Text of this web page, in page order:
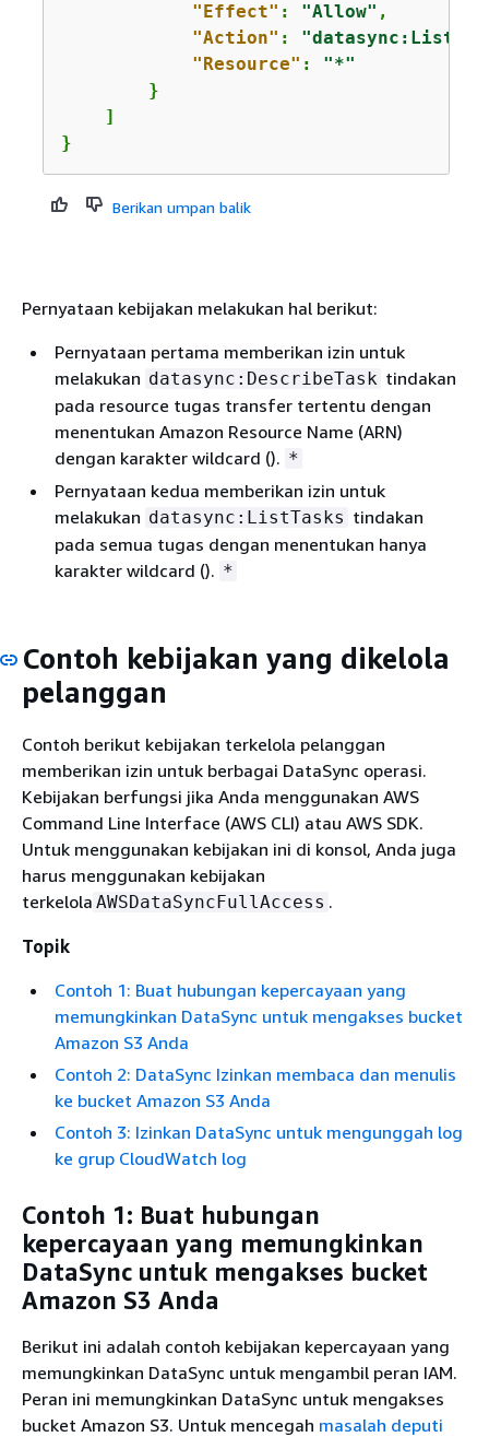
"Effect" : "Allow" ,
"Action" :
"Resource" : "*"
        }
    ]
}
Berikan umpan balik
Pernyataan kebijakan melakukan hal berikut:
Pernyataan pertama memberikan izin untuk
melakukan datasync:DescribeTask tindakan
pada resource tugas transfer tertentu dengan
menentukan Amazon Resource Name (ARN)
dengan karakter wildcard (). *
Pernyataan kedua memberikan izin untuk
melakukan datasync:ListTasks tindakan
pada semua tugas dengan menentukan hanya
karakter wildcard (). *
Contoh kebijakan yang dikelola
pelanggan
Contoh berikut kebijakan terkelola pelanggan
memberikan izin untuk berbagai DataSync operasi.
Kebijakan berfungsi jika Anda menggunakan AWS
Command Line Interface (AWS CLI) atau AWS SDK.
Untuk menggunakan kebijakan ini di konsol, Anda juga
harus menggunakan kebijakan
terkelola AWSDataSyncFullAccess .
Topik
Contoh 1: Buat hubungan kepercayaan yang
memungkinkan DataSync untuk mengakses bucket
Amazon S3 Anda
Contoh 2: DataSync Izinkan membaca dan menulis
ke bucket Amazon S3 Anda
Contoh 3: Izinkan DataSync untuk mengunggah log
ke grup CloudWatch log
Contoh 1: Buat hubungan
kepercayaan yang memungkinkan
DataSync untuk mengakses bucket
Amazon S3 Anda
Berikut ini adalah contoh kebijakan kepercayaan yang
memungkinkan DataSync untuk mengambil peran IAM.
Peran ini memungkinkan DataSync untuk mengakses
bucket Amazon S3. Untuk mencegah masalah deputi